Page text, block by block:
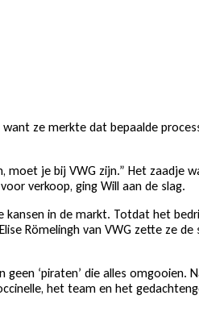
toewijding én destijds met steun van
groeide uit tot een BV met een
want ze merkte dat bepaalde
moet je bij VWG zijn.” Het zaadje
verkoop, ging Will aan de slag.
kansen in de markt. Totdat het
Römelingh van VWG zette ze de
‘piraten’ die alles omgooien.
het team en het